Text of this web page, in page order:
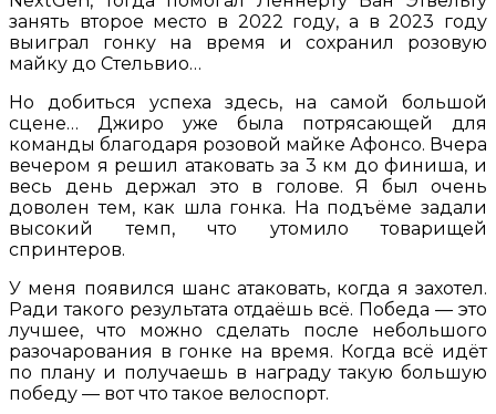
занять второе место в 2022 году, а в 2023 году
выиграл гонку на время и сохранил розовую
майку до Стельвио…
Но добиться успеха здесь, на самой большой
сцене… Джиро уже была потрясающей для
команды благодаря розовой майке Афонсо. Вчера
вечером я решил атаковать за 3 км до финиша, и
весь день держал это в голове. Я был очень
доволен тем, как шла гонка. На подъёме задали
высокий темп, что утомило товарищей
спринтеров.
У меня появился шанс атаковать, когда я захотел.
Ради такого результата отдаёшь всё. Победа — это
лучшее, что можно сделать после небольшого
разочарования в гонке на время. Когда всё идёт
по плану и получаешь в награду такую большую
победу — вот что такое велоспорт.